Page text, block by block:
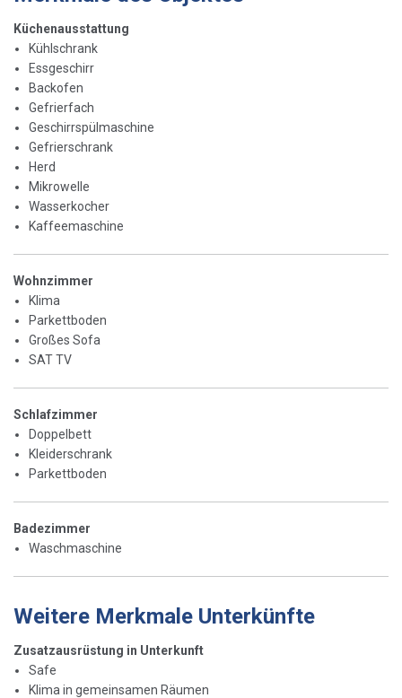
Küchenausstattung
Kühlschrank
Essgeschirr
Backofen
Gefrierfach
Geschirrspülmaschine
Gefrierschrank
Herd
Mikrowelle
Wasserkocher
Kaffeemaschine
Wohnzimmer
Klima
Parkettboden
Großes Sofa
SAT TV
Schlafzimmer
Doppelbett
Kleiderschrank
Parkettboden
Badezimmer
Waschmaschine
Weitere Merkmale Unterkünfte
Zusatzausrüstung in Unterkunft
Safe
Klima in gemeinsamen Räumen